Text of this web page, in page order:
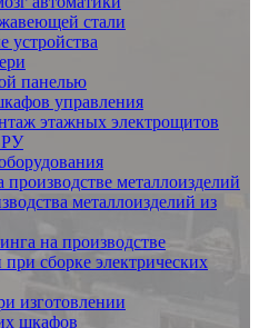
стали
устройства
панелью
управления
этажных электрощитов
производстве металлоизделий
металлоизделий из
на производстве
сборке электрических
изготовлении
шкафов